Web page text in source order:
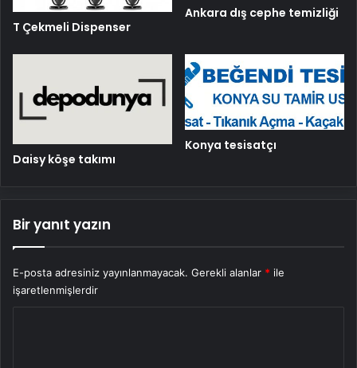
T Çekmeli Dispenser
Ankara dış cephe temizliği
Daisy köşe takımı
Konya tesisatçı
Bir yanıt yazın
E-posta adresiniz yayınlanmayacak. Gerekli alanlar * ile
işaretlenmişlerdir